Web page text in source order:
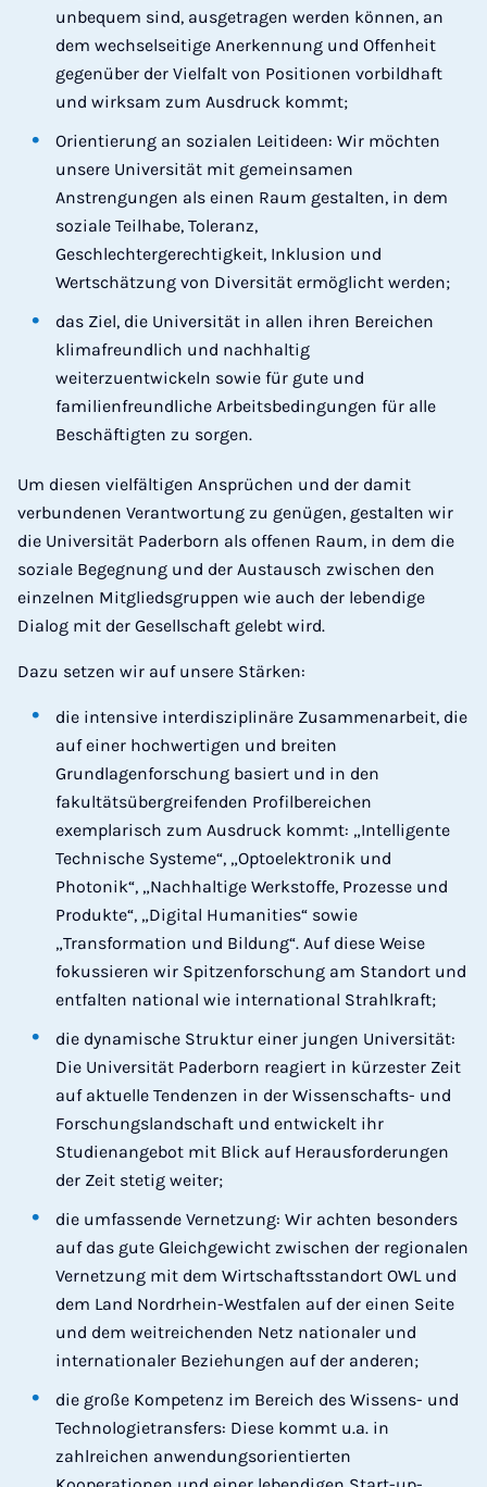
unbequem sind, ausgetragen werden können, an
dem wechselseitige Anerkennung und Offenheit
gegenüber der Vielfalt von Positionen vorbildhaft
und wirksam zum Ausdruck kommt;
Orientierung an sozialen Leitideen: Wir möchten
unsere Universität mit gemeinsamen
Anstrengungen als einen Raum gestalten, in dem
soziale Teilhabe, Toleranz,
Geschlechtergerechtigkeit, Inklusion und
Wertschätzung von Diversität ermöglicht werden;
das Ziel, die Universität in allen ihren Bereichen
klimafreundlich und nachhaltig
weiterzuentwickeln sowie für gute und
familienfreundliche Arbeitsbedingungen für alle
Beschäftigten zu sorgen.
Um diesen vielfältigen Ansprüchen und der damit
verbundenen Verantwortung zu genügen, gestalten wir
die Universität Paderborn als offenen Raum, in dem die
soziale Begegnung und der Austausch zwischen den
einzelnen Mitgliedsgruppen wie auch der lebendige
Dialog mit der Gesellschaft gelebt wird.
Dazu setzen wir auf unsere Stärken:
die intensive interdisziplinäre Zusammenarbeit, die
auf einer hochwertigen und breiten
Grundlagenforschung basiert und in den
fakultätsübergreifenden Profilbereichen
exemplarisch zum Ausdruck kommt: „Intelligente
Technische Systeme“, „Optoelektronik und
Photonik“, „Nachhaltige Werkstoffe, Prozesse und
Produkte“, „Digital Humanities“ sowie
„Transformation und Bildung“. Auf diese Weise
fokussieren wir Spitzenforschung am Standort und
entfalten national wie international Strahlkraft;
die dynamische Struktur einer jungen Universität:
Die Universität Paderborn reagiert in kürzester Zeit
auf aktuelle Tendenzen in der Wissenschafts- und
Forschungslandschaft und entwickelt ihr
Studienangebot mit Blick auf Herausforderungen
der Zeit stetig weiter;
die umfassende Vernetzung: Wir achten besonders
auf das gute Gleichgewicht zwischen der regionalen
Vernetzung mit dem Wirtschaftsstandort OWL und
dem Land Nordrhein-Westfalen auf der einen Seite
und dem weitreichenden Netz nationaler und
internationaler Beziehungen auf der anderen;
die große Kompetenz im Bereich des Wissens- und
Technologietransfers: Diese kommt u.a. in
zahlreichen anwendungsorientierten